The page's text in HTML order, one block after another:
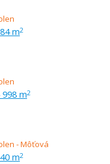
m2
m2
m2